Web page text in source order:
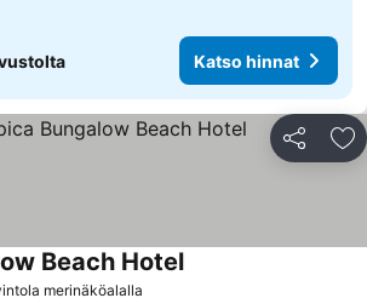
Katso hinnat
Jaa
merinäköalalla
Beach Hotel